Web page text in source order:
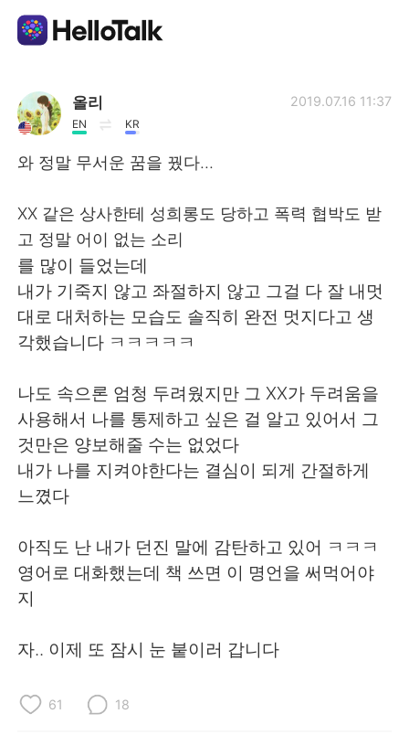
Aplicativo de troca de idioma
AI Grammar Checker
English
繁體中文 Español
Deutsch 日本語
한국어 Русский
ไทย
Italiano Türkçe
올리
EN KR
2019.07.16 11:37
와 정말 무서운 꿈을 꿨다...
XX 같은 상사한테 성희롱도 당하고 폭력 협박도 받
고 정말 어이 없는 소리
를 많이 들었는데
내가 기죽지 않고 좌절하지 않고 그걸 다 잘 내멋
대로 대처하는 모습도 솔직히 완전 멋지다고 생
각했습니다 ㅋㅋㅋㅋㅋ
나도 속으론 엄청 두려웠지만 그 XX가 두려움을
사용해서 나를 통제하고 싶은 걸 알고 있어서 그
것만은 양보해줄 수는 없었다
내가 나를 지켜야한다는 결심이 되게 간절하게
느꼈다
아직도 난 내가 던진 말에 감탄하고 있어 ㅋㅋㅋ
영어로 대화했는데 책 쓰면 이 명언을 써먹어야
지
자.. 이제 또 잠시 눈 붙이러 갑니다
61 18